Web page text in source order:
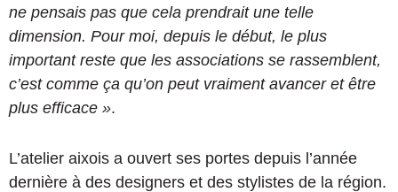
ne pensais pas que cela prendrait une telle
dimension. Pour moi, depuis le début, le plus
important reste que les associations se rassemblent,
c’est comme ça qu’on peut vraiment avancer et être
plus efficace ».
L’atelier aixois a ouvert ses portes depuis l’année
dernière à des designers et des stylistes de la région.